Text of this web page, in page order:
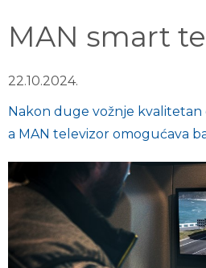
MAN smart
22.10.2024.
Nakon duge vožnje
a MAN televizor omogućava